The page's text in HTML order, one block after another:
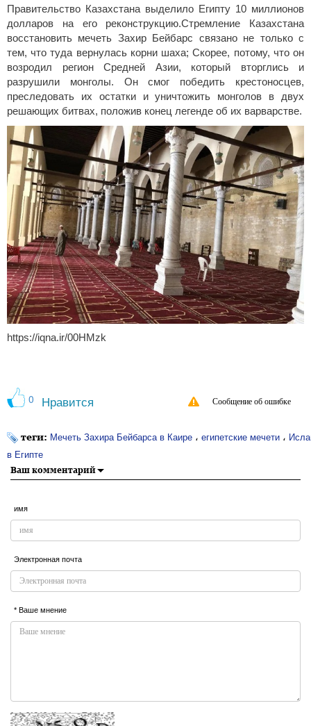
Правительство Казахстана выделило Египту 10 миллионов
долларов на его реконструкцию.Стремление Казахстана
восстановить мечеть Захир Бейбарс связано не только с
тем, что туда вернулась корни шаха; Скорее, потому, что он
возродил регион Средней Азии, который вторглись и
разрушили монголы. Он смог победить крестоносцев,
преследовать их остатки и уничтожить монголов в двух
решающих битвах, положив конец легенде об их варварстве.
https://iqna.ir/00HMzk
0 Нравится Сообщение об ошибке
теги: Мечеть Захира Бейбарса в Каире ، египетские мечети ،
в Египте
Ваш комментарий
имя
Электронная почта
* Ваше мнение